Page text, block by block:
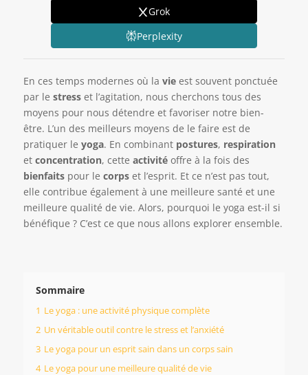
Grok
Perplexity
En ces temps modernes où la vieest souvent ponctuée
par le stresset l’agitation, nous cherchons tous des
moyens pour nous détendre et favoriser notre bien-
être. L’un des meilleurs moyens de le faire est de
pratiquer le yoga. En combinant postures, respiration
et concentration, cette activitéoffre à la fois des
bienfaitspour le corpset l’esprit. Et ce n’est pas tout,
elle contribue également à une meilleure santé et une
meilleure qualité de vie. Alors, pourquoi le yoga est-il si
bénéfique ? C’est ce que nous allons explorer ensemble.
Sommaire
1 Le yoga : une activité physique complète
2 Un véritable outil contre le stress et l’anxiété
3 Le yoga pour un esprit sain dans un corps sain
4 Le yoga pour une meilleure qualité de vie